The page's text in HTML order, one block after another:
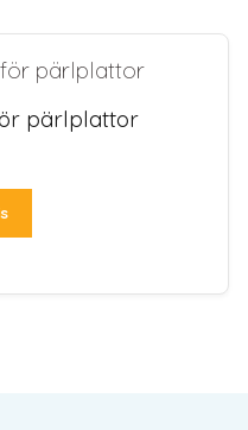
pärlplattor